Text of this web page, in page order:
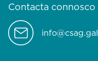
Contacta connosco
info@csag.gal